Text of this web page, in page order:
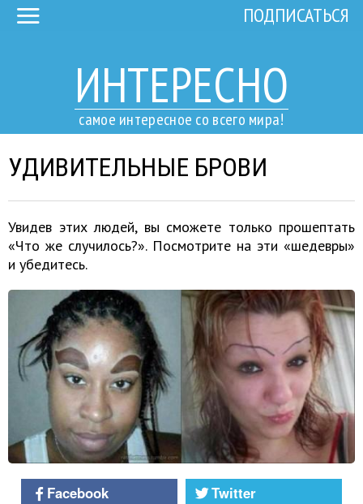
ИНТЕРЕСНО
самое интересное со всего мира!
ПОДПИСАТЬСЯ
УДИВИТЕЛЬНЫЕ БРОВИ
Увидев этих людей, вы сможете только прошептать
«Что же случилось?». Посмотрите на эти «шедевры»
и убедитесь.
Facebook
Twitter